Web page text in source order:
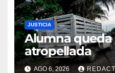
JUSTICIA
Alumna queda
atropellada
AGO 6, 2026